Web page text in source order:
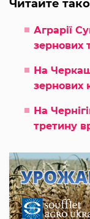
Читайте
Аграрії
зернових
На
зернових
На
третину